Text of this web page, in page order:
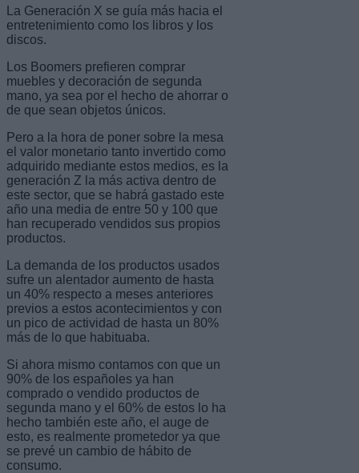
La Generación X se guía más hacia el
entretenimiento como los libros y los
discos.
Los Boomers prefieren comprar
muebles y decoración de segunda
mano, ya sea por el hecho de ahorrar o
de que sean objetos únicos.
Pero a la hora de poner sobre la mesa
el valor monetario tanto invertido como
adquirido mediante estos medios, es la
generación Z la más activa dentro de
este sector, que se habrá gastado este
año una media de entre 50 y 100 que
han recuperado vendidos sus propios
productos.
La demanda de los productos usados
sufre un alentador aumento de hasta
un 40% respecto a meses anteriores
previos a estos acontecimientos y con
un pico de actividad de hasta un 80%
más de lo que habituaba.
Si ahora mismo contamos con que un
90% de los españoles ya han
comprado o vendido productos de
segunda mano y el 60% de estos lo ha
hecho también este año, el auge de
esto, es realmente prometedor ya que
se prevé un cambio de hábito de
consumo.